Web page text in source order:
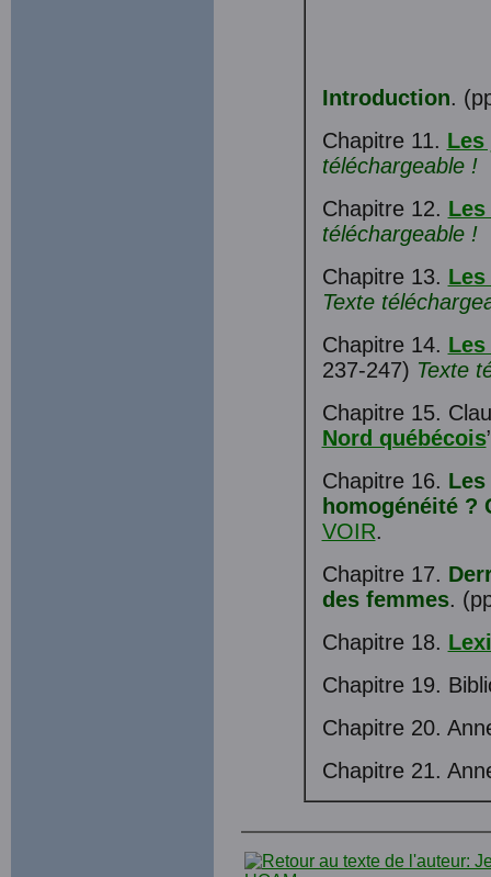
Introduction.
Chapitre 11. Les
téléchargeable !
Chapitre 12. Les
téléchargeable !
Chapitre 13.
Texte
Chapitre 14.
237-247) Texte
Chapitre 15.
Nord québécois
Chapitre 16.
homogénéité ?
VOIR.
Chapitre 17.
des femmes.
Chapitre 18.
Chapitre 19.
Chapitre 20.
Chapitre 21.